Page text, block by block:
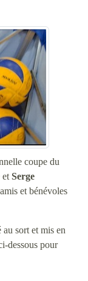
coupe du
et Serge
et bénévoles
sort et mis en
dessous pour